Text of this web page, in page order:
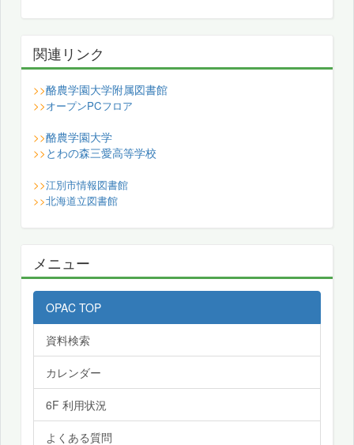
関連リンク
>>酪農学園大学附属図書館
>>オープンPCフロア
>>酪農学園大学
>> とわの森三愛高等学校
>>江別市情報図書館
>>北海道立図書館
メニュー
OPAC TOP
資料検索
カレンダー
6F 利用状況
よくある質問